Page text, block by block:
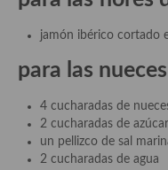
Aperitivos
Bebidas
Bocadillos,
demás
Entrantes y primeros
jamón ibérico cortado
para las
4 cucharadas de
2 cucharadas de
un pellizco de sal
2 cucharadas de agua